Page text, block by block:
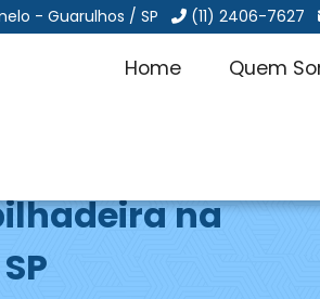
- Guarulhos / SP (11) 2406-7627
Home Quem
na